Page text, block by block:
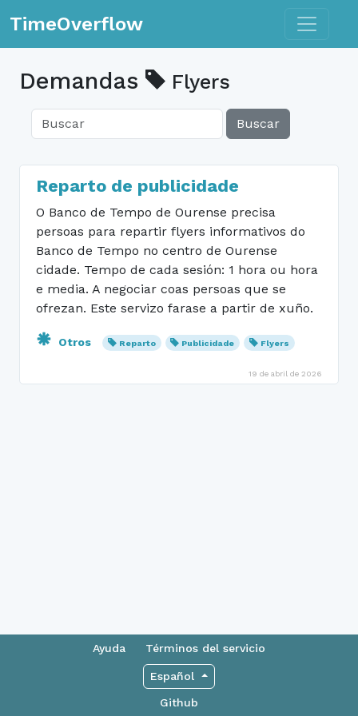
TimeOverflow Toggle
Demandas Flyers
Buscar
Reparto de publicidade
O Banco de Tempo de Ourense precisa
persoas para repartir flyers informativos do
Banco de Tempo no centro de Ourense
cidade. Tempo de cada sesión: 1 hora ou hora
e media. A negociar coas persoas que se
ofrezan. Este servizo farase a partir de xuño.
Otros Reparto Publicidade Flyers
19 de abril de 2026
Ayuda Términos del servicio
Español
Github